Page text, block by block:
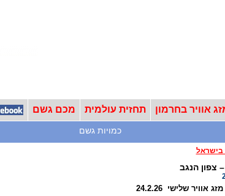
אוויר בחרמון תחזית עולמית מכם גשם
כמויות גשם
בישראל
צפון הנגב
אוויר שלישי 24.2.26